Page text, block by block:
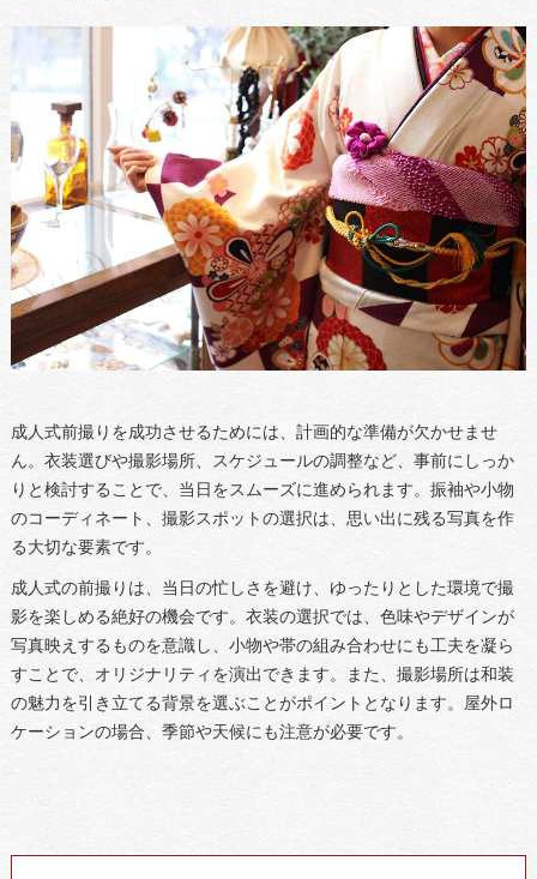
成人式前撮りを成功させるためには、計画的な準備が欠かせませ
ん。衣装選びや撮影場所、スケジュールの調整など、事前にしっか
りと検討することで、当日をスムーズに進められます。振袖や小物
のコーディネート、撮影スポットの選択は、思い出に残る写真を作
る大切な要素です。
成人式の前撮りは、当日の忙しさを避け、ゆったりとした環境で撮
影を楽しめる絶好の機会です。衣装の選択では、色味やデザインが
写真映えするものを意識し、小物や帯の組み合わせにも工夫を凝ら
すことで、オリジナリティを演出できます。また、撮影場所は和装
の魅力を引き立てる背景を選ぶことがポイントとなります。屋外ロ
ケーションの場合、季節や天候にも注意が必要です。